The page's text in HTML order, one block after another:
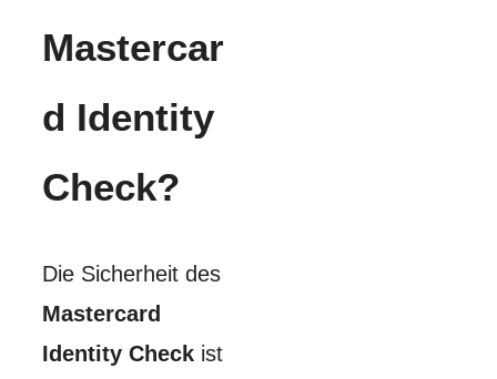
Mastercar
d Identity
Check?
Die Sicherheit des
Mastercard
Identity Check ist